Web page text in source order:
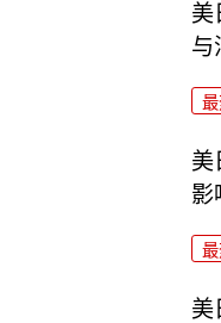
美
与
美
影
美